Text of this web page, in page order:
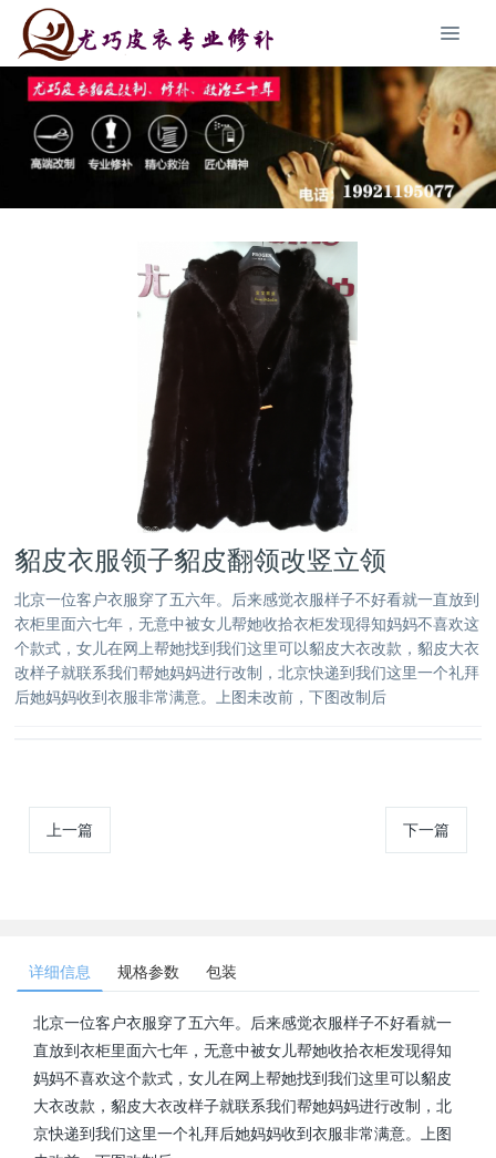
貂皮衣服领子貂皮翻领改竖立领
北京一位客户衣服穿了五六年。后来感觉衣服样子不好看就一直放到
衣柜里面六七年，无意中被女儿帮她收拾衣柜发现得知妈妈不喜欢这
个款式，女儿在网上帮她找到我们这里可以貂皮大衣改款，貂皮大衣
改样子就联系我们帮她妈妈进行改制，北京快递到我们这里一个礼拜
后她妈妈收到衣服非常满意。上图未改前，下图改制后
上一篇 下一篇
详细信息 规格参数 包装
北京一位客户衣服穿了五六年。后来感觉衣服样子不好看就一
直放到衣柜里面六七年，无意中被女儿帮她收拾衣柜发现得知
妈妈不喜欢这个款式，女儿在网上帮她找到我们这里可以貂皮
大衣改款，貂皮大衣改样子就联系我们帮她妈妈进行改制，北
京快递到我们这里一个礼拜后她妈妈收到衣服非常满意。上图